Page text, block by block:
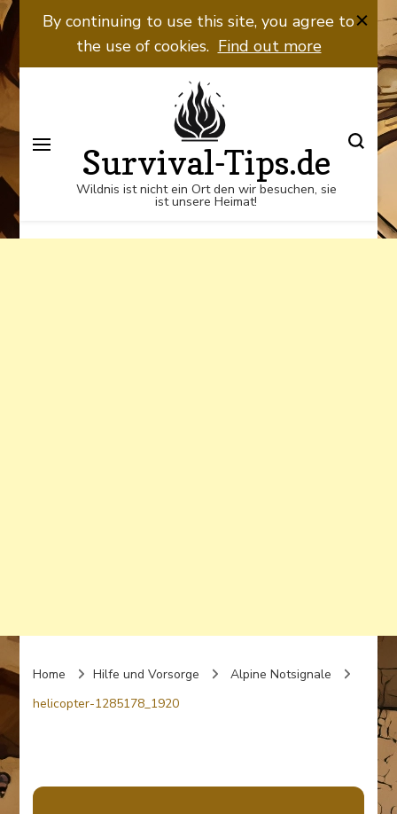
Wildnis ist nicht ein Ort den wir
besuchen, sie ist unsere Heimat!
By continuing to use this site, you agree to
the use of cookies. Find out more
Survival-Tips.de
Wildnis ist nicht ein Ort den wir besuchen, sie
ist unsere Heimat!
Home Hilfe und Vorsorge
Alpine Notsignale
helicopter-1285178_1920